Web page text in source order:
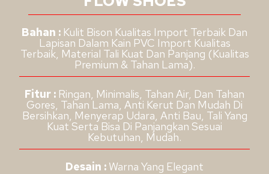
Bahan : Kulit Bison Kualitas Import Terbaik Dan
Lapisan Dalam Kain PVC Import Kualitas
Terbaik, Material Tali Kuat Dan Panjang (Kualitas
Premium & Tahan Lama).
Fitur : Ringan, Minimalis, Tahan Air, Dan Tahan
Gores, Tahan Lama, Anti Kerut Dan Mudah Di
Bersihkan, Menyerap Udara, Anti Bau, Tali Yang
Kuat Serta Bisa Di Panjangkan Sesuai
Kebutuhan, Mudah.
Desain : Warna Yang Elegant